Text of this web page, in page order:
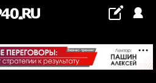
+24...+25 °С